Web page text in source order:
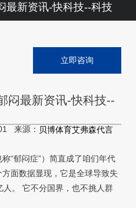
最新资讯-快科技--科技
立即咨询
闷最新资讯-快科技--
来源： 贝博体育艾弗森代言
郁闷症”）简直成了咱们年代
面数据显现，它是全球导致失
。 它不分国界，也不挑人群